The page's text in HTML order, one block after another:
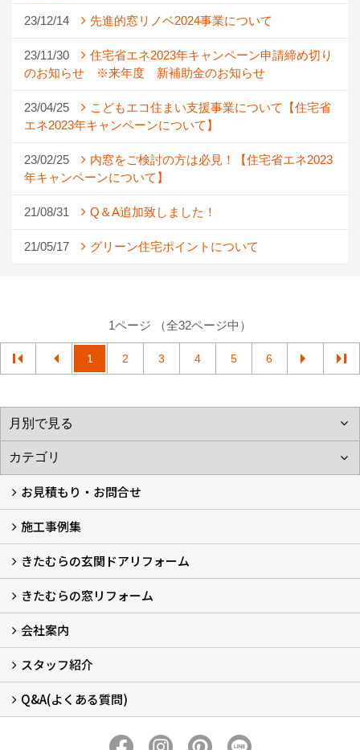
23/12/14 先進的窓リノベ2024事業について
23/11/30
住宅省エネ2023年キャンペーン申請締め切り
のお知らせ ※来年度 新補助金のお知らせ
23/04/25
こどもエコ住まい支援事業について【住宅省
エネ2023年キャンペーンについて】
23/02/25
内窓をご検討の方は必見！【住宅省エネ2023
年キャンペーンについて】
21/08/31 Q＆A追加致しました！
21/05/17 グリーン住宅ポイントについて
1ページ （全32ページ中）
1 2 3 4 5 6
お見積もり・お問合せ
LINEで概算見積もり
チャットで質問
問い合わせフォームから
オンライン相談
電話で相談
無料現地調査をご希望の方
施工事例集
玄関ドアリフォーム
玄関引戸リフォーム
勝手口ドアリフォーム
窓リフォーム
きたむらの玄関ドアリフォーム
玄関ドアリフォームについて
リシェントについて (23)
・玄関ドアバリエーション (52)
・玄関引戸バリエーション (44)
・勝手口ドアバリエーション (11)
安心の自社施工
無料点検
保証について
価格について
概算見積について (2)
きたむらの窓リフォーム
窓リフォームについて (5)
・内窓設置-LIXILインプラス
・内窓設置-AGCまどまど
・窓交換
・エコガラス交換
・防犯・防災ガラス交換
会社案内
会社概要 (2)
ブログ
アクセス
施工エリア
施工までの流れ
SNSインフォメーション
チャット機能
オンライン打合わせ
補助金について (2)
スタッフ紹介
スタッフ紹介
Q&A(よくある質問)